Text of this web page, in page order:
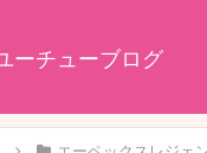
ーチューブログ